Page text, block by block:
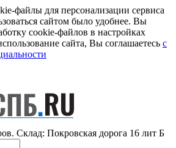
файлы для персонализации сервиса
сайтом было удобнее. Вы
cookie-файлов в настройках
сайта, Вы соглашаетесь c
Склад: Покровская дорога 16 лит Б